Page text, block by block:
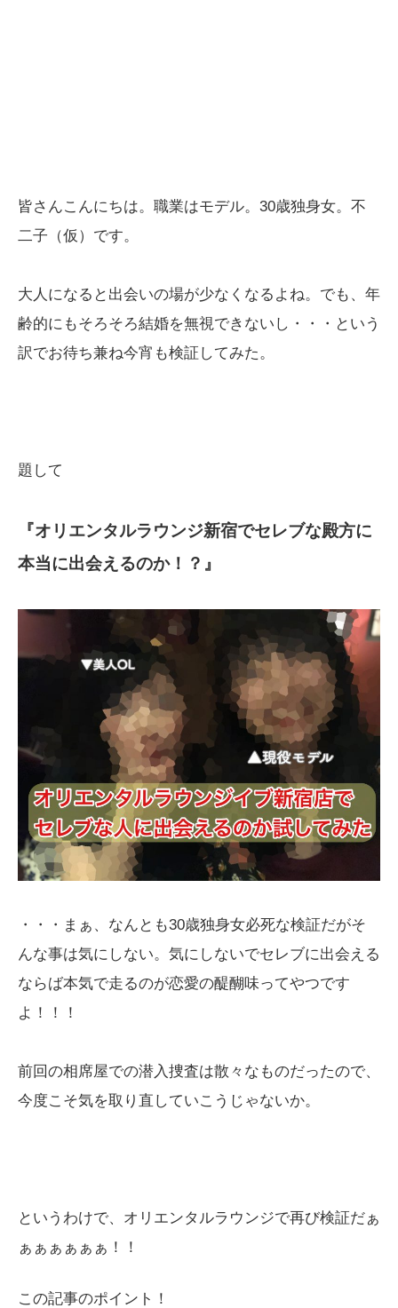
皆さんこんにちは。職業はモデル。30歳独身女。不
二子（仮）です。
大人になると出会いの場が少なくなるよね。でも、年
齢的にもそろそろ結婚を無視できないし・・・という
訳でお待ち兼ね今宵も検証してみた。
題して
『オリエンタルラウンジ新宿でセレブな殿方に
本当に出会えるのか！？』
・・・まぁ、なんとも30歳独身女必死な検証だがそ
んな事は気にしない。気にしないでセレブに出会える
ならば本気で走るのが恋愛の醍醐味ってやつです
よ！！！
前回の相席屋での潜入捜査は散々なものだったので、
今度こそ気を取り直していこうじゃないか。
というわけで、オリエンタルラウンジで再び検証だぁ
ぁぁぁぁぁぁ！！
この記事のポイント！